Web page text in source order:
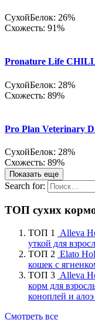
СухойБелок: 26%
Схожесть: 91%
Pronature Life
СухойБелок: 28%
Схожесть: 89%
Pro Plan Veterinary
СухойБелок: 28%
Схожесть: 89%
Показать еще
Search for:
ТОП сухих
ТОП 1
Alleva
уткой для
ТОП 2 Elato
кошек с
ТОП 3 Alleva
корм для
коноплей и алоэ
Смотреть все